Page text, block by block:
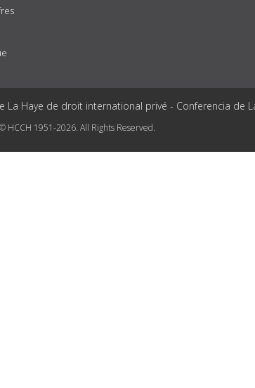
La Haye de droit international privé - Conferencia de
© HCCH 1951-2026. All Rights Reserved.